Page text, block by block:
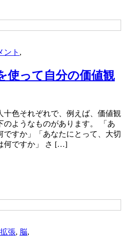
ント ,
使って自分の価値観
十色それぞれで、例えば、価値観
のようなものがあります。 「あ
ですか」「あなたにとって、大切
何ですか」 さ […]
張, 脳,